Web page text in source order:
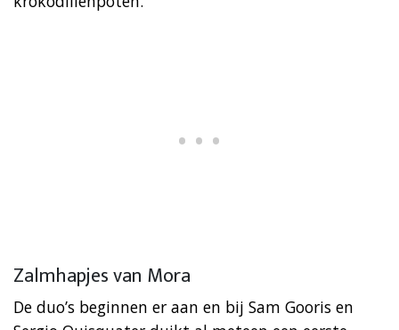
Zalmhapjes van Mora
De duo’s beginnen er aan en bij Sam Gooris en